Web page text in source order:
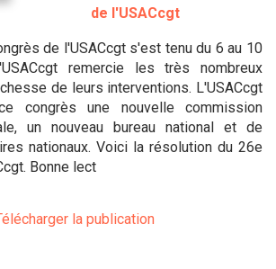
de l'USACcgt
de l'USACcgt s'est tenu du 6 au 10
remercie les très nombreux
de leurs interventions. L'USACcgt
congrès une nouvelle commission
un nouveau bureau national et de
nationaux. Voici la résolution du 26e
Bonne lect
la publication